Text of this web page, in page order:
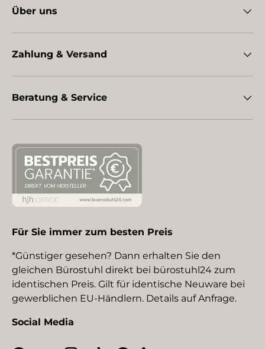
Über uns
Zahlung & Versand
Beratung & Service
Für Sie immer zum besten Preis
*Günstiger gesehen? Dann erhalten Sie den
gleichen Bürostuhl direkt bei bürostuhl24 zum
identischen Preis. Gilt für identische Neuware bei
gewerblichen EU-Händlern. Details auf Anfrage.
Social Media